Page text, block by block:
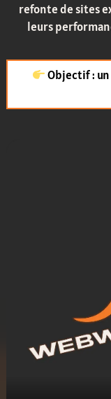
refonte de sites
leurs
Objectif :